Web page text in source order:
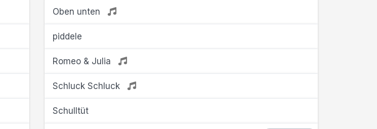
Oben unten
piddele
Romeo & Julia
Schluck Schluck
Schulltüt